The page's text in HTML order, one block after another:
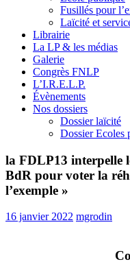
Fusillés pour
Laïcité et
Librairie
La LP & les médias
Galerie
Congrès FNLP
L’I.R.E.L.P.
Évènements
Nos dossiers
Dossier laïcité
Dossier Ecoles
la FDLP13 interpelle
BdR pour voter la
l’exemple »
16 janvier 2022 mgrodin